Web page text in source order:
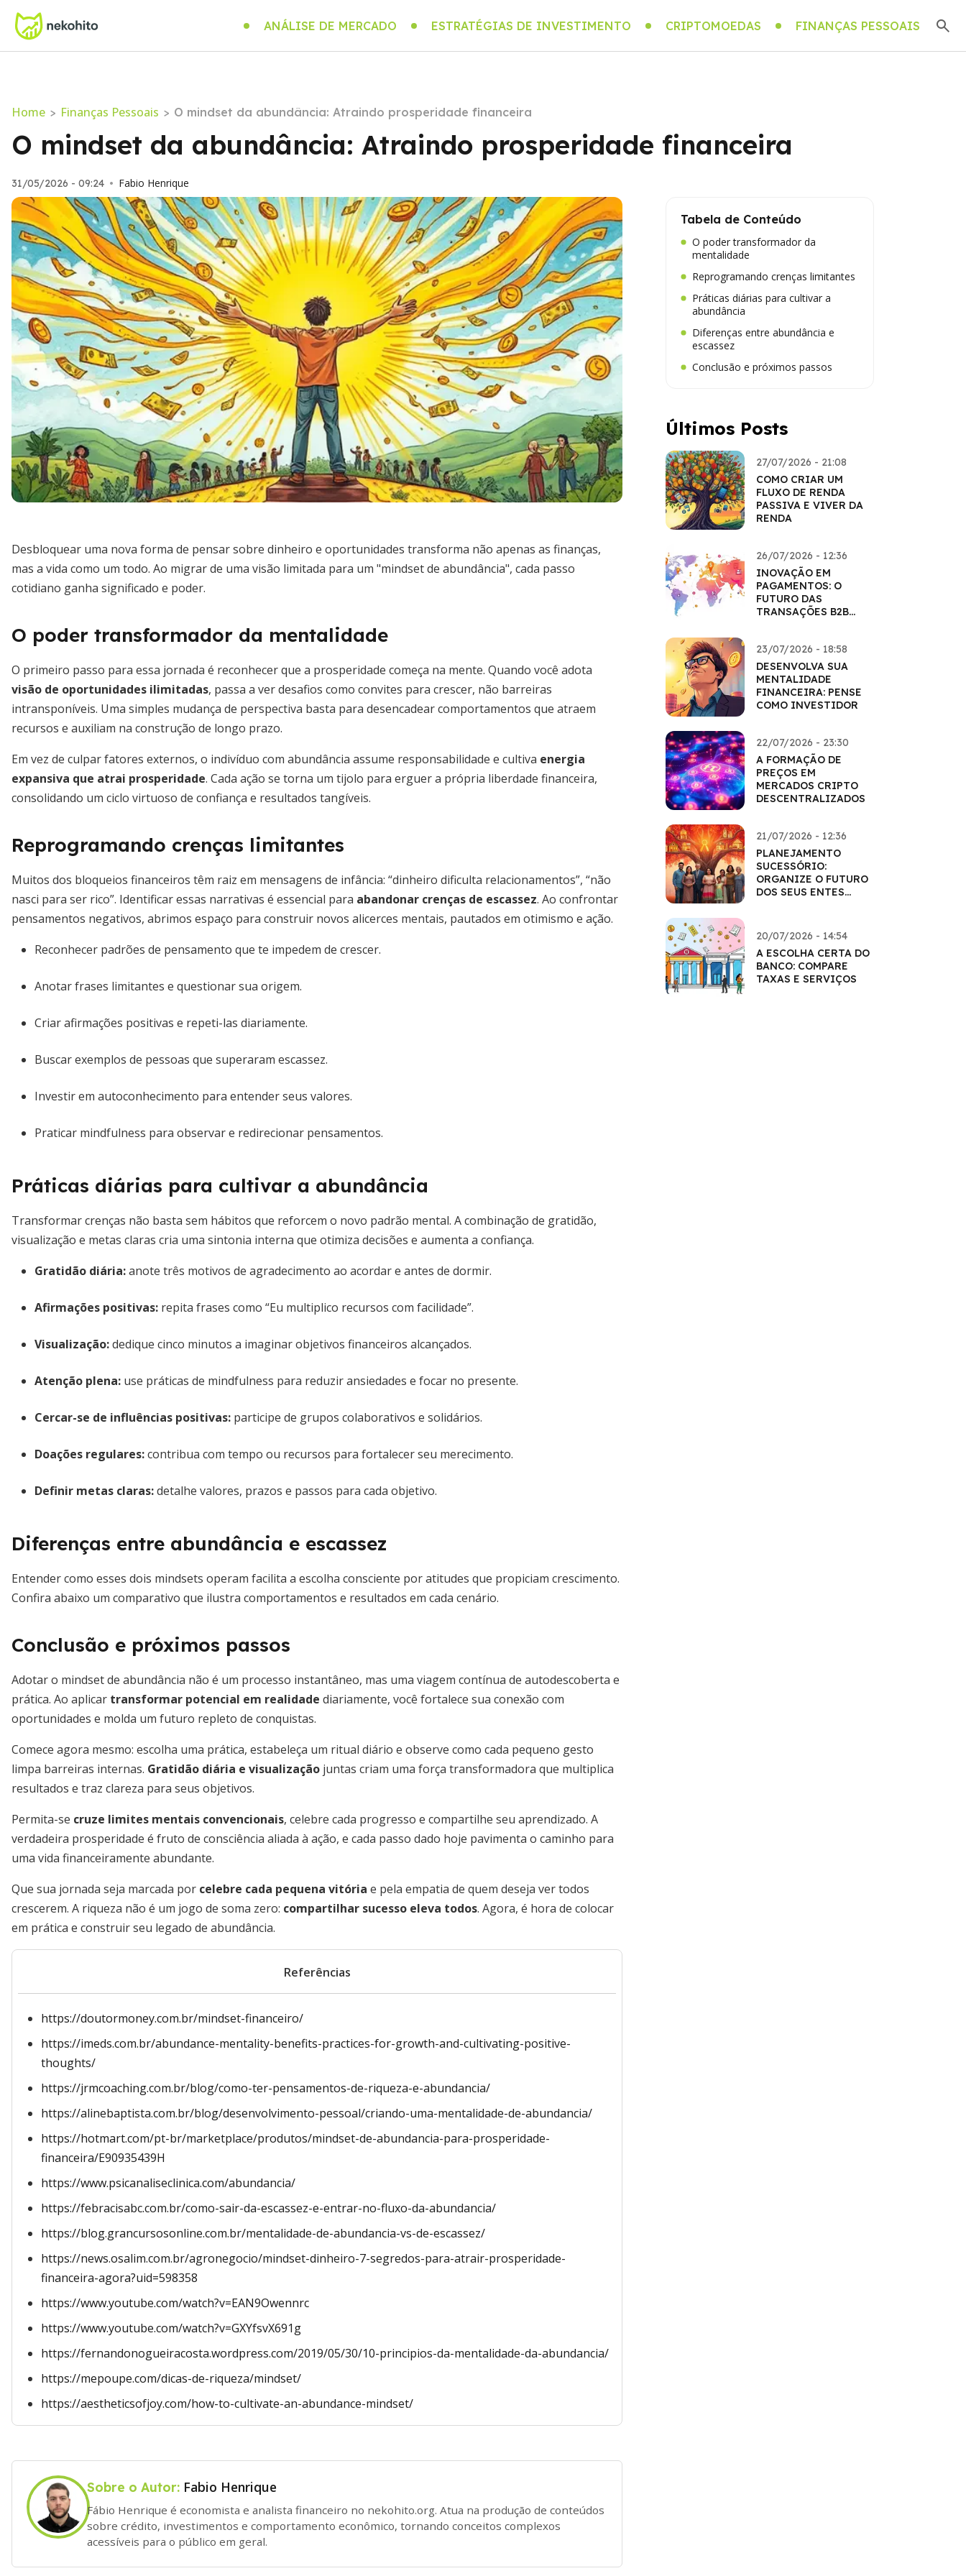
ANÁLISE DE MERCADO ESTRATÉGIAS DE INVESTIMENTO CRIPTOMOEDAS FINANÇAS PESSOAIS
Home > Finanças Pessoais > O mindset da abundância: Atraindo prosperidade financeira
O mindset da abundância: Atraindo prosperidade financeira
31/05/2026 - 09:24 • Fabio Henrique
Desbloquear uma nova forma de pensar sobre dinheiro e oportunidades transforma não apenas as finanças,
mas a vida como um todo. Ao migrar de uma visão limitada para um "mindset de abundância", cada passo
cotidiano ganha significado e poder.
O poder transformador da mentalidade
O primeiro passo para essa jornada é reconhecer que a prosperidade começa na mente. Quando você adota
visão de oportunidades ilimitadas, passa a ver desafios como convites para crescer, não barreiras
intransponíveis. Uma simples mudança de perspectiva basta para desencadear comportamentos que atraem
recursos e auxiliam na construção de longo prazo.
Em vez de culpar fatores externos, o indivíduo com abundância assume responsabilidade e cultiva energia
expansiva que atrai prosperidade. Cada ação se torna um tijolo para erguer a própria liberdade financeira,
consolidando um ciclo virtuoso de confiança e resultados tangíveis.
Reprogramando crenças limitantes
Muitos dos bloqueios financeiros têm raiz em mensagens de infância: “dinheiro dificulta relacionamentos”, “não
nasci para ser rico”. Identificar essas narrativas é essencial para abandonar crenças de escassez. Ao confrontar
pensamentos negativos, abrimos espaço para construir novos alicerces mentais, pautados em otimismo e ação.
Reconhecer padrões de pensamento que te impedem de crescer.
Anotar frases limitantes e questionar sua origem.
Criar afirmações positivas e repeti-las diariamente.
Buscar exemplos de pessoas que superaram escassez.
Investir em autoconhecimento para entender seus valores.
Praticar mindfulness para observar e redirecionar pensamentos.
Práticas diárias para cultivar a abundância
Transformar crenças não basta sem hábitos que reforcem o novo padrão mental. A combinação de gratidão,
visualização e metas claras cria uma sintonia interna que otimiza decisões e aumenta a confiança.
Gratidão diária:anote três motivos de agradecimento ao acordar e antes de dormir.
Afirmações positivas: repita frases como “Eu multiplico recursos com facilidade”.
Visualização:dedique cinco minutos a imaginar objetivos financeiros alcançados.
Atenção plena: use práticas de mindfulness para reduzir ansiedades e focar no presente.
Cercar-se de influências positivas: participe de grupos colaborativos e solidários.
Doações regulares:contribua com tempo ou recursos para fortalecer seu merecimento.
Definir metas claras:detalhe valores, prazos e passos para cada objetivo.
Diferenças entre abundância e escassez
Entender como esses dois mindsets operam facilita a escolha consciente por atitudes que propiciam crescimento.
Confira abaixo um comparativo que ilustra comportamentos e resultados em cada cenário.
Conclusão e próximos passos
Adotar o mindset de abundância não é um processo instantâneo, mas uma viagem contínua de autodescoberta e
prática. Ao aplicar transformar potencial em realidade diariamente, você fortalece sua conexão com
oportunidades e molda um futuro repleto de conquistas.
Comece agora mesmo: escolha uma prática, estabeleça um ritual diário e observe como cada pequeno gesto
limpa barreiras internas. Gratidão diária e visualização juntas criam uma força transformadora que multiplica
resultados e traz clareza para seus objetivos.
Permita-se cruze limites mentais convencionais, celebre cada progresso e compartilhe seu aprendizado. A
verdadeira prosperidade é fruto de consciência aliada à ação, e cada passo dado hoje pavimenta o caminho para
uma vida financeiramente abundante.
Que sua jornada seja marcada por celebre cada pequena vitória e pela empatia de quem deseja ver todos
crescerem. A riqueza não é um jogo de soma zero: compartilhar sucesso eleva todos. Agora, é hora de colocar
em prática e construir seu legado de abundância.
Referências
https://doutormoney.com.br/mindset-financeiro/
https://imeds.com.br/abundance-mentality-benefits-practices-for-growth-and-cultivating-positive-
thoughts/
https://jrmcoaching.com.br/blog/como-ter-pensamentos-de-riqueza-e-abundancia/
https://alinebaptista.com.br/blog/desenvolvimento-pessoal/criando-uma-mentalidade-de-abundancia/
https://hotmart.com/pt-br/marketplace/produtos/mindset-de-abundancia-para-prosperidade-
financeira/E90935439H
https://www.psicanaliseclinica.com/abundancia/
https://febracisabc.com.br/como-sair-da-escassez-e-entrar-no-fluxo-da-abundancia/
https://blog.grancursosonline.com.br/mentalidade-de-abundancia-vs-de-escassez/
https://news.osalim.com.br/agronegocio/mindset-dinheiro-7-segredos-para-atrair-prosperidade-
financeira-agora?uid=598358
https://www.youtube.com/watch?v=EAN9Owennrc
https://www.youtube.com/watch?v=GXYfsvX691g
https://fernandonogueiracosta.wordpress.com/2019/05/30/10-principios-da-mentalidade-da-abundancia/
https://mepoupe.com/dicas-de-riqueza/mindset/
https://aestheticsofjoy.com/how-to-cultivate-an-abundance-mindset/
Sobre o Autor: Fabio Henrique
Fábio Henrique é economista e analista financeiro no nekohito.org. Atua na produção de conteúdos
sobre crédito, investimentos e comportamento econômico, tornando conceitos complexos
acessíveis para o público em geral.
Tabela de Conteúdo
O poder transformador da
mentalidade
Reprogramando crenças limitantes
Práticas diárias para cultivar a
abundância
Diferenças entre abundância e
escassez
Conclusão e próximos passos
Últimos Posts
27/07/2026 - 21:08
COMO CRIAR UM
FLUXO DE RENDA
PASSIVA E VIVER DA
RENDA
26/07/2026 - 12:36
INOVAÇÃO EM
PAGAMENTOS: O
FUTURO DAS
TRANSAÇÕES B2B
23/07/2026 - 18:58
DESENVOLVA SUA
MENTALIDADE
FINANCEIRA: PENSE
COMO INVESTIDOR
22/07/2026 - 23:30
A FORMAÇÃO DE
PREÇOS EM
MERCADOS CRIPTO
DESCENTRALIZADOS
21/07/2026 - 12:36
PLANEJAMENTO
SUCESSÓRIO:
ORGANIZE O FUTURO
DOS SEUS ENTES
20/07/2026 - 14:54
A ESCOLHA CERTA DO
BANCO: COMPARE
TAXAS E SERVIÇOS